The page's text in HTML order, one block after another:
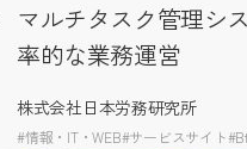
マルチタスク管理シ
率的な業務運営
株式会社日本労務研究所
#情報・IT・WEB#サービスサイト